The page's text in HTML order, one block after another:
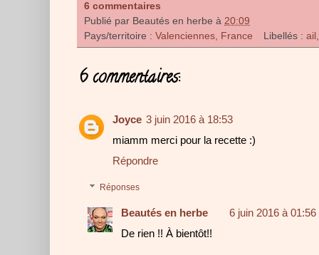
6 commentaires
Publié par Beautés en herbe à 20:09
Pays/territoire : Valenciennes, France Libellés : ail
6 commentaires:
Joyce 3 juin 2016 à 18:53
miamm merci pour la recette :)
Répondre
Réponses
Beautés en herbe
6 juin 2016 à 01:56
De rien !! À bientôt!!